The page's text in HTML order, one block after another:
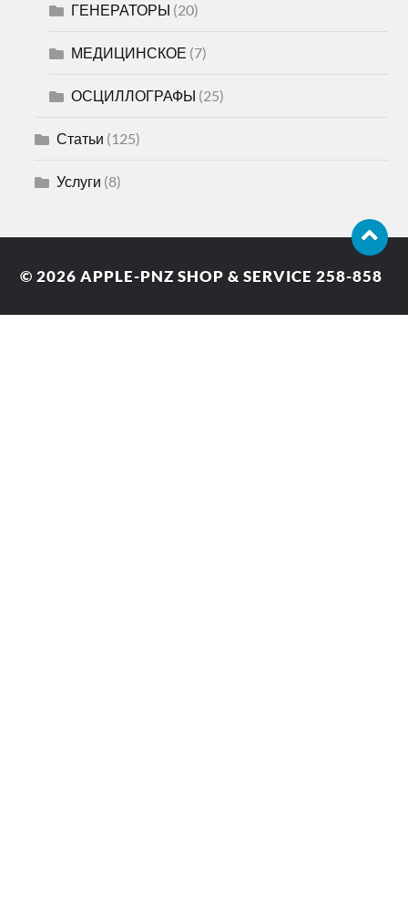
ГЕНЕРАТОРЫ (20)
МЕДИЦИНСКОЕ (7)
ОСЦИЛЛОГРАФЫ (25)
Статьи (125)
Услуги (8)
© 2026APPLE-PNZ SHOP & SERVICE 258-858